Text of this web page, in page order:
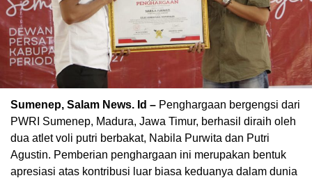
Sumenep, Salam News. Id – Penghargaan bergengsi dari
PWRI Sumenep, Madura, Jawa Timur, berhasil diraih oleh
dua atlet voli putri berbakat, Nabila Purwita dan Putri
Agustin. Pemberian penghargaan ini merupakan bentuk
apresiasi atas kontribusi luar biasa keduanya dalam dunia